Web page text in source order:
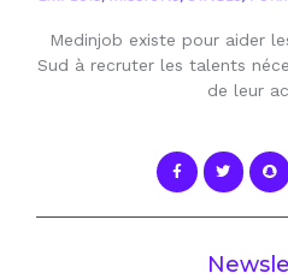
Medinjob existe pour aider
Sud à recruter les talents
de leur